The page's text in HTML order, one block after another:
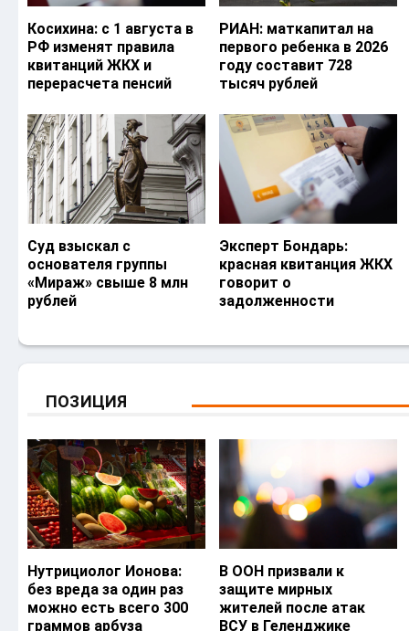
Косихина: с 1 августа в
РФ изменят правила
квитанций ЖКХ и
перерасчета пенсий
РИАН: маткапитал на
первого ребенка в 2026
году составит 728
тысяч рублей
Суд взыскал с
основателя группы
«Мираж» свыше 8 млн
рублей
Эксперт Бондарь:
красная квитанция ЖКХ
говорит о
задолженности
ПОЗИЦИЯ
Нутрициолог Ионова:
без вреда за один раз
можно есть всего 300
граммов арбуза
В ООН призвали к
защите мирных
жителей после атак
ВСУ в Геленджике